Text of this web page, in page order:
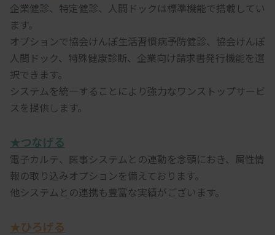
企業健診、特定健診、人間ドックは標準機能で搭載してい
ます。
オプションで協会けんぽ生活習慣病予防健診、協会けんぽ
人間ドック、特殊健康診断、企業向け請求書発行機能を選
択できます。
システムを統一することにより強力なワンストップサービ
スを提供します。
★つなげる
電子カルテ、医事システムとの連動を念頭におき、属性情
報の取り込みオプションを備えております。
他システムとの連携も豊富な実績がございます。
★ひろげる